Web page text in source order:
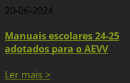
20-06-2024
Manuais escolares 24-25
adotados para o AEVV
Ler mais >